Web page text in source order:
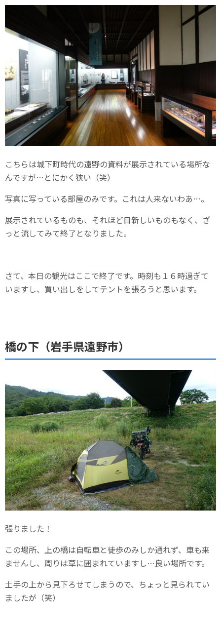
こちらは城下町時代の遠野の資料が展示されている場所な
んですが…とにかく狭い（笑）
写真に写っている部屋のみです。これは人来ないわあ…。
展示されているものも、それほど目新しいものもなく、ざ
っと流してみて終了となりました。
さて、本日の観光はここで終了です。時刻も１６時過ぎて
いますし、買い出しをしてテントを張ろうと思います。
橋の下（岩手県遠野市）
張りました！
この場所、上の橋は自転車と徒歩のみしか通れず、車も来
ませんし、周りは草に囲まれていますし…良い場所です。
土手の上から見下ろせてしまうので、ちょっと見られてい
ましたが（笑）